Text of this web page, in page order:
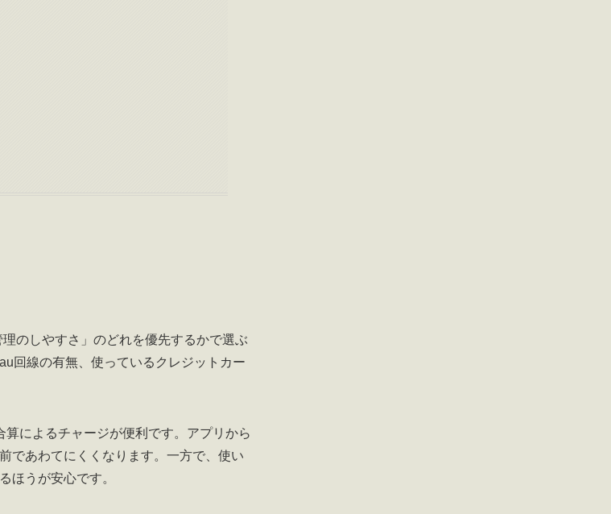
のしやすさ」のどれを優先するかで選ぶ
回線の有無、使っているクレジットカー
によるチャージが便利です。アプリから
であわてにくくなります。一方で、使い
ほうが安心です。